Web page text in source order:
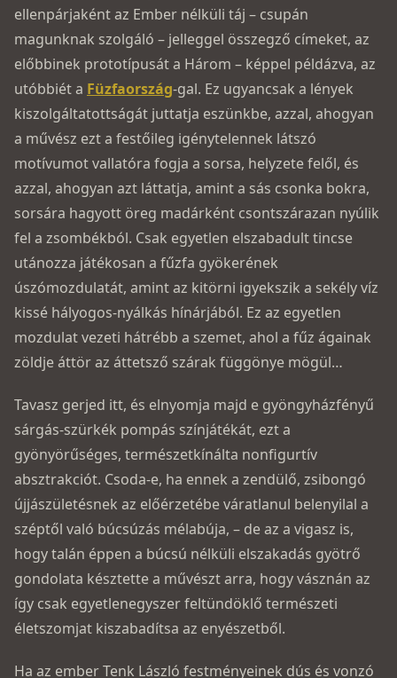
ellenpárjaként az Ember nélküli táj – csupán
magunknak szolgáló – jelleggel összegző címeket, az
előbbinek prototípusát a Három – képpel példázva, az
utóbbiét a Füzfaország-gal. Ez ugyancsak a lények
kiszolgáltatottságát juttatja eszünkbe, azzal, ahogyan
a művész ezt a festőileg igénytelennek látszó
motívumot vallatóra fogja a ­sorsa, helyzete felől, és
azzal, ahogyan azt láttatja, amint a sás csonka bokra,
sorsára hagyott öreg madárként csontszárazan nyúlik
fel a zsom­békból. Csak egyetlen elszabadult tincse
utánozza játékosan a fűzfa gyökerének
úszómozdulatát, amint az kitörni igyekszik a sekély víz
kissé hályogos-nyálkás hínárjából. Ez az egyetlen
mozdulat vezeti hátrébb a szemet, ahol a fűz ágainak
zöldje áttör az áttetsző szárak függönye mögül…
Tavasz gerjed itt, és elnyomja majd e gyöngyház­fényű
sárgás-szürkék pompás színjátékát, ezt a
gyönyörűséges, természetkínálta nonfigurtív
absztrakciót. Csoda-e, ha ennek a zendülő, zsibongó
újjászületésnek az előérzetébe váratlanul belenyilal a
széptől való búcsúzás mélabúja, – de az a vigasz is,
hogy talán éppen a búcsú nélküli elszakadás gyötrő
gondolata késztette a művészt arra, hogy vásznán az
így csak egyetlenegyszer feltündöklő természeti
életszomjat kiszabadítsa az enyészetből.
Ha az ember Tenk László festményeinek dús és vonzó